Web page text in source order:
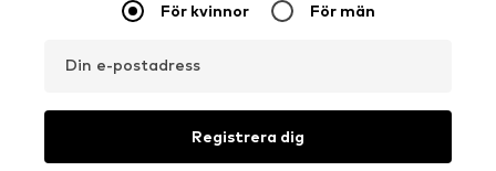
För kvinnor För män
Din e-postadress
Registrera dig